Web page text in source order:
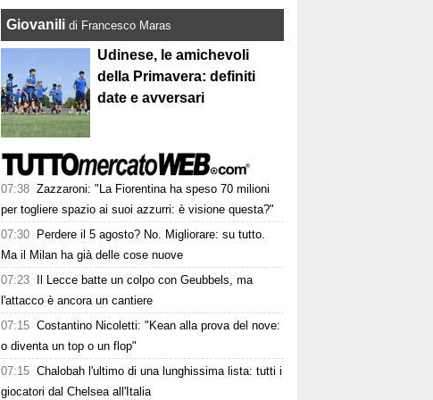
Giovanili di Francesco Maras
Udinese, le amichevoli
della Primavera: definiti
date e avversari
07:38 Zazzaroni: "La Fiorentina ha speso 70 milioni
per togliere spazio ai suoi azzurri: è visione questa?"
07:30
Perdere il 5 agosto? No. Migliorare: su tutto.
Ma il Milan ha già delle cose nuove
07:23
Il Lecce batte un colpo con Geubbels, ma
l'attacco è ancora un cantiere
07:15 Costantino Nicoletti: "Kean alla prova del nove:
o diventa un top o un flop"
07:15 Chalobah l'ultimo di una lunghissima lista: tutti i
giocatori dal Chelsea all'Italia